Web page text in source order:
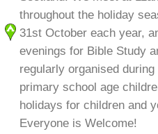
throughout the holiday
31st October each year,
evenings for Bible Study
regularly organised
primary school age
holidays for children and
Everyone is Welcome!